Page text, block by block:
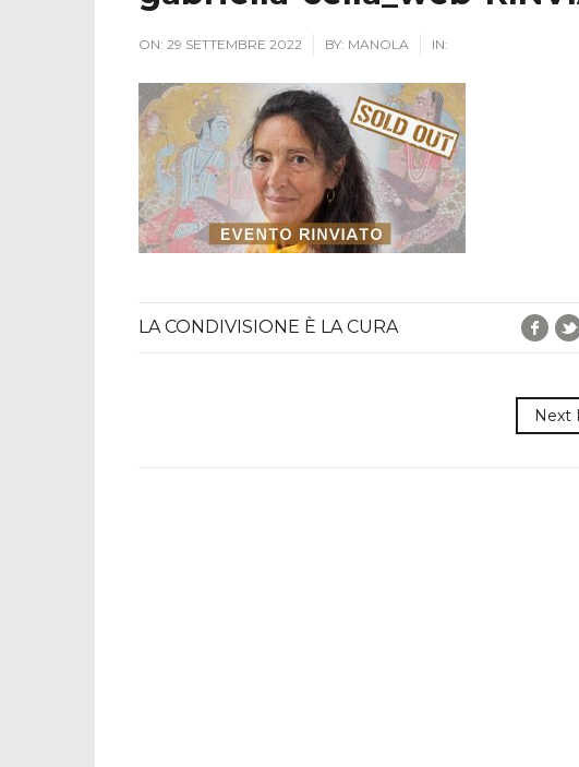
ON: 29 SETTEMBRE 2022 BY: MANOLA IN:
LA CONDIVISIONE È LA CURA
Next